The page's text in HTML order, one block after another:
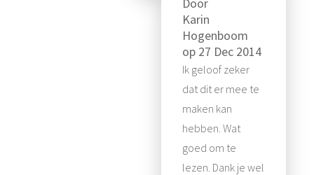
Karin
Hogenboom
op 27 Dec 2014
Ik geloof zeker
dat dit er mee te
maken kan
hebben. Wat
goed om te
lezen. Dank je wel